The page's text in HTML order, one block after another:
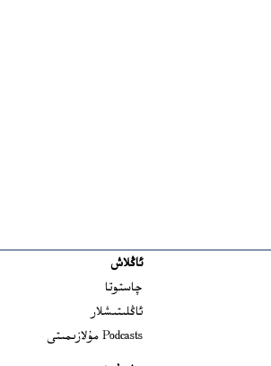
ئاڭلاش
چاستوتا
ئاڭلىتىشلار
Podcasts مۇلازىمىتى